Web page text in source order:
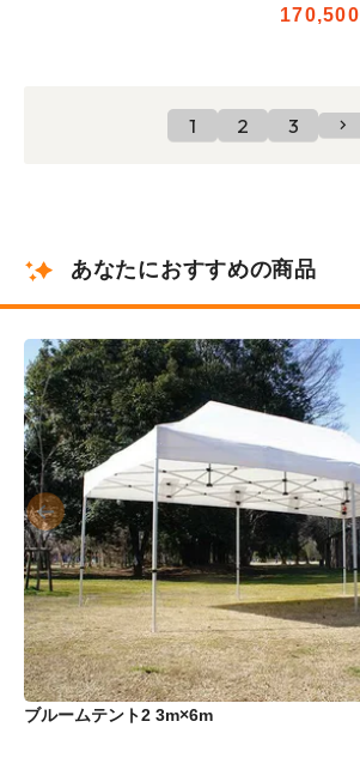
170,500
1 2 3
あなたにおすすめの商品
ブルームテント2 3m×6m